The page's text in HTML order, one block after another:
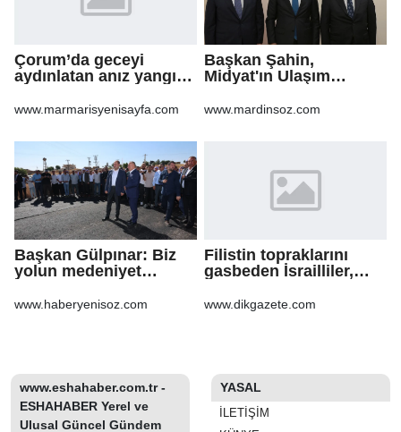
Çorum’da geceyi
aydınlatan anız yangını
www.marmarisyenisayfa.com
Başkan Şahin,
Midyat'ın Ulaşım
Taşıdı
www.mardinsoz.com
Başkan Gülpınar: Biz
yolun medeniyet
www.haberyenisoz.com
Filistin topraklarını
gasbeden İsrailliler,
Şeria’daki saldırılarını
www.dikgazete.com
www.eshahaber.com.tr -
ESHAHABER Yerel ve
Ulusal Güncel Gündem
YASAL
İLETIŞIM